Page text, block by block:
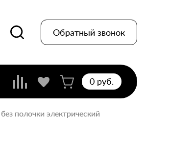
Обратный звонок
0 pуб.
полочки электрический